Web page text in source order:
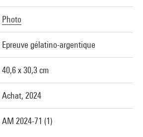
Photo
Epreuve gélatino-argentique
40,6 x 30,3 cm
Achat, 2024
AM 2024-71 (1)